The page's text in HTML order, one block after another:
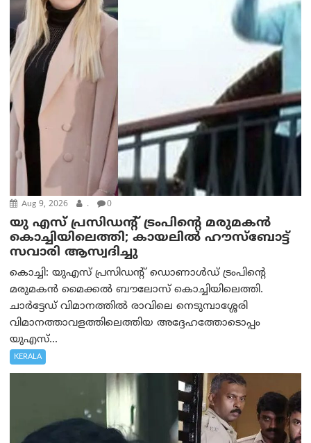
Aug 9, 2026 . 0
യു എസ് പ്രസിഡന്റ് ട്രംപിന്റെ മരുമകൻ
കൊച്ചിയിലെത്തി; കായലിൽ ഹൗസ്ബോട്ട്
സവാരി ആസ്വദിച്ചു
കൊച്ചി: യുഎസ് പ്രസിഡന്റ് ഡൊണാൾഡ് ട്രംപിന്റെ
മരുമകൻ മൈക്കൽ ബൗലോസ് കൊച്ചിയിലെത്തി.
ചാർട്ടേഡ് വിമാനത്തിൽ രാവിലെ നെടുമ്പാശ്ശേരി
വിമാനത്താവളത്തിലെത്തിയ അദ്ദേഹത്തോടൊപ്പം
യുഎസ്...
KERALA